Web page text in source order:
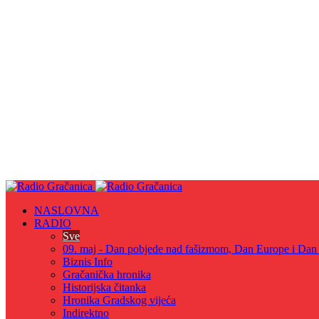
NASLOVNA
RADIO
Sve
09. maj - Dan pobjede nad fašizmom, Dan Europe i
Biznis Info
Gračanička hronika
Historijska čitanka
Hronika Gradskog vijeća
Indirektno